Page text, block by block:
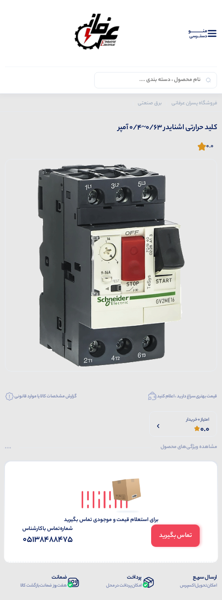
منــــــــــــو
دستــرسی
فروشگاه پسران عرفانی برق صنعتی
کلید حرارتی اشنایدر 0/63~0/4 آمپر
0.0
قیمت بهتری سراغ دارید ، اعلام کنید گزارش مشخصات کالا یا موارد قانونی
امتیاز 0 خریدار
0.0
مشاهده ویژگی‌های محصول
برای استعلام قیمت و موجودی تماس بگیرید
تماس بگیرید
شماره‌تماس‌ با‌کارشناس
05138488475
ارسال سریع
امکان تحویل اکسپرس
پرداخت
امکان پرداخت در محل
ضمانت
هفت روز ضمانت بازگشت کالا